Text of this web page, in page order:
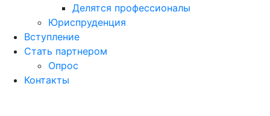
Делятся профессионалы
Юриспруденция
Вступление
Стать партнером
Опрос
Контакты